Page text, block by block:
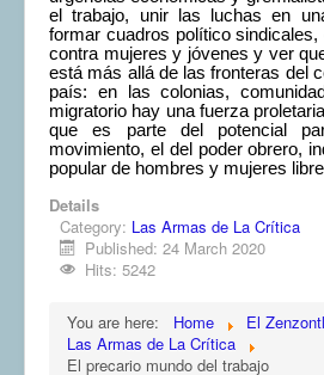
el trabajo, unir las luchas en
formar cuadros político
contra mujeres y jóvenes y ver
está más allá de las fronteras del
país: en las colonias,
migratorio hay una fuerza
que es parte del potencial
movimiento, el del poder obrero,
popular de hombres y mujeres
Details
Category: Las Armas de La Crítica
Published: 24 March 2020
Hits: 5242
You are here: Home
El
Las Armas de La Crítica
El precario mundo del trabajo